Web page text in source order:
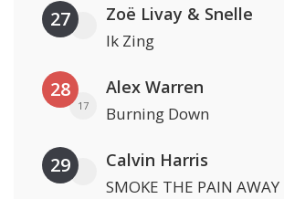
27 Zoë Livay & Snelle
Ik Zing
28
17
Alex Warren
Burning Down
29 Calvin Harris
SMOKE THE PAIN AWAY